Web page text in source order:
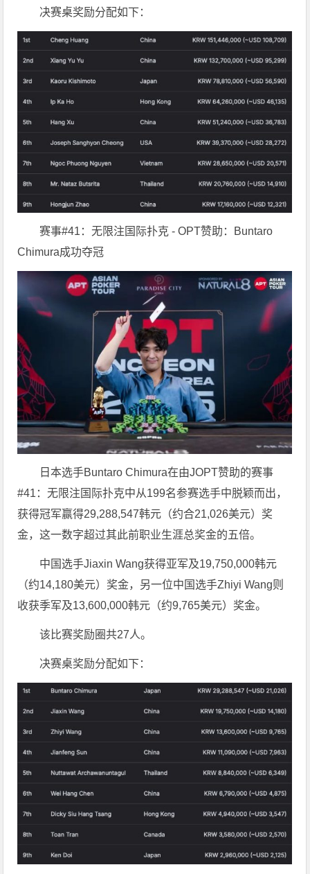
决赛桌奖励分配如下：
赛事#41：无限注国际扑克 - OPT赞助：Buntaro
Chimura成功夺冠
日本选手Buntaro Chimura在由JOPT赞助的赛事
#41：无限注国际扑克中从199名参赛选手中脱颖而出，
获得冠军赢得29,288,547韩元（约合21,026美元）奖
金，这一数字超过其此前职业生涯总奖金的五倍。
中国选手Jiaxin Wang获得亚军及19,750,000韩元
（约14,180美元）奖金，另一位中国选手Zhiyi Wang则
收获季军及13,600,000韩元（约9,765美元）奖金。
该比赛奖励圈共27人。
决赛桌奖励分配如下：